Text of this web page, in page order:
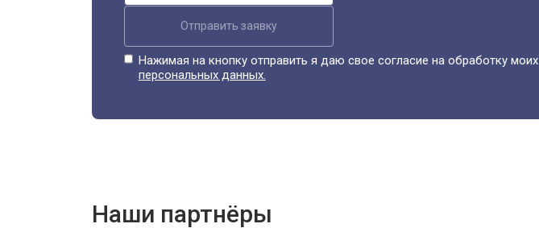
Отправить заявку
Нажимая на кнопку отправить я даю свое согласие на обработку моих
персональных данных.
Наши партнёры